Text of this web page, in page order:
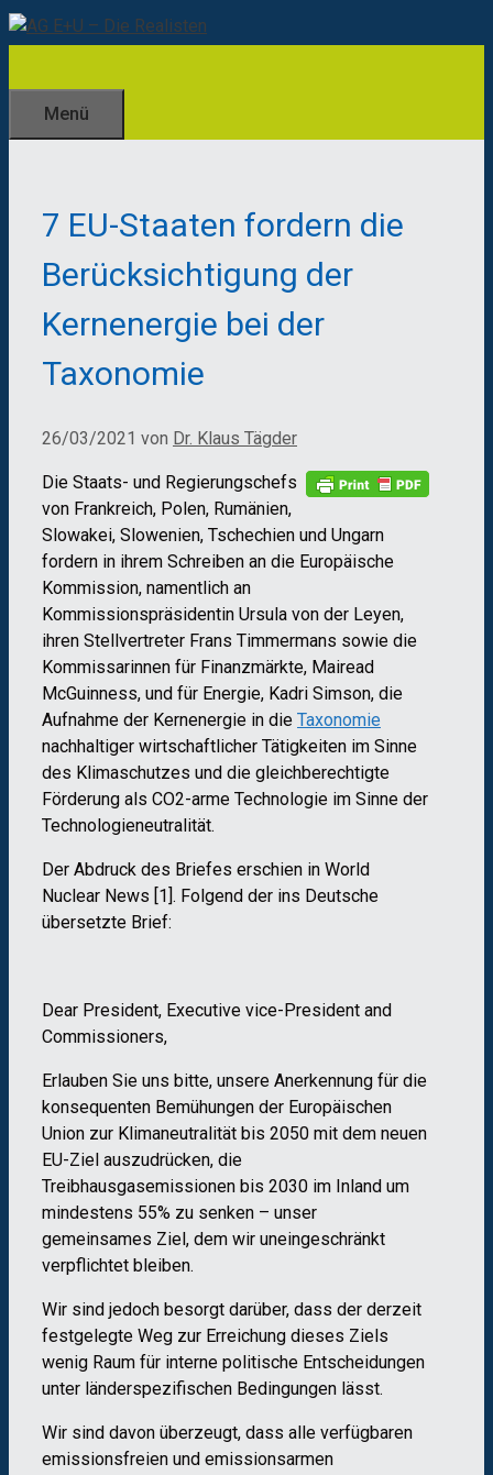
Zum
Inhalt
Menü
7 EU-Staaten fordern die
Berücksichtigung der
Kernenergie bei der
Taxonomie
26/03/2021 von Dr. Klaus Tägder
Die Staats- und Regierungschefs
von Frankreich, Polen, Rumänien,
Slowakei, Slowenien, Tschechien und Ungarn
fordern in ihrem Schreiben an die Europäische
Kommission, namentlich an
Kommissionspräsidentin Ursula von der Leyen,
ihren Stellvertreter Frans Timmermans sowie die
Kommissarinnen für Finanzmärkte, Mairead
McGuinness, und für Energie, Kadri Simson, die
Aufnahme der Kernenergie in die Taxonomie
nachhaltiger wirtschaftlicher Tätigkeiten im Sinne
des Klimaschutzes und die gleichberechtigte
Förderung als CO2-arme Technologie im Sinne der
Technologieneutralität.
Der Abdruck des Briefes erschien in World
Nuclear News [1]. Folgend der ins Deutsche
übersetzte Brief:
Dear President, Executive vice-President and
Commissioners,
Erlauben Sie uns bitte, unsere Anerkennung für die
konsequenten Bemühungen der Europäischen
Union zur Klimaneutralität bis 2050 mit dem neuen
EU-Ziel auszudrücken, die
Treibhausgasemissionen bis 2030 im Inland um
mindestens 55% zu senken – unser
gemeinsames Ziel, dem wir uneingeschränkt
verpflichtet bleiben.
Wir sind jedoch besorgt darüber, dass der derzeit
festgelegte Weg zur Erreichung dieses Ziels
wenig Raum für interne politische Entscheidungen
unter länderspezifischen Bedingungen lässt.
Wir sind davon überzeugt, dass alle verfügbaren
emissionsfreien und emissionsarmen